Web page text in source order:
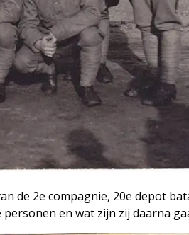
de 2e compagnie, 20e depot
en wat zijn zij daarna